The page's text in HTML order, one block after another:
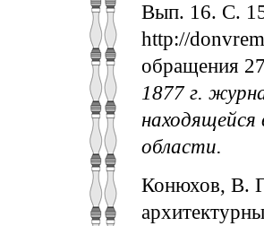
Вып. 16. С.
http://
обращения
1877 г.
области.
Конюхов, В.